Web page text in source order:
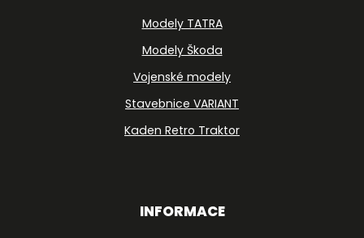
Modely TATRA
Modely Škoda
Vojenské modely
Stavebnice VARIANT
Kaden Retro Traktor
INFORMACE